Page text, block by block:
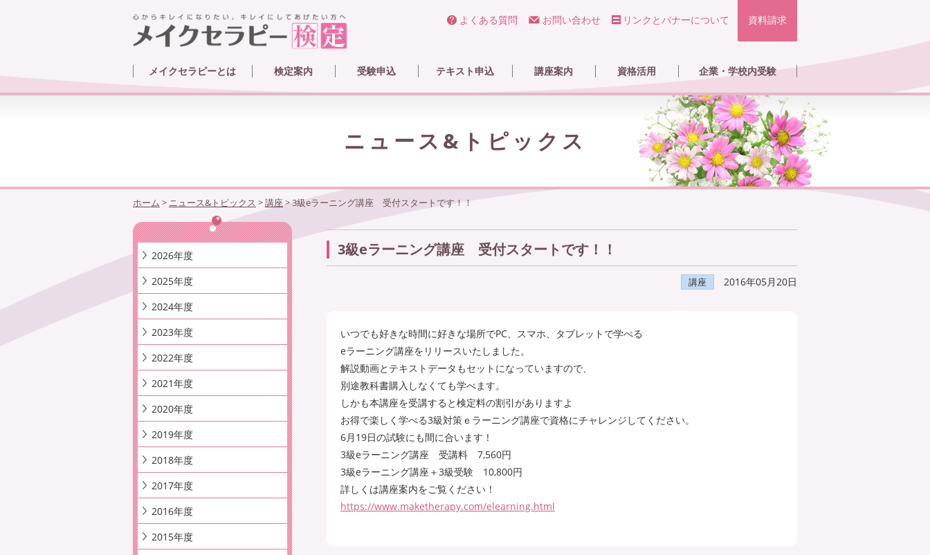
メイクセラピーとは
メイクセラピーとは
メイクセラピーのカウンセリング例
メイクアップ技法
メイクセラピー体験クイズ
メイクアップ参考例
検定案内
メイクセラピー検定とは
試験内容
学習方法と試験情報
受験者データ
受験申込
1・2・準2・3級受験
特級受験
テキスト申込
3級テキスト
2級テキスト
1級テキスト
メイクパレット
講座案内
eラーニング
ライブ&実技
通信講座
メイクセラピスト養成講座
MTJ認定講師・スクール
資格活用
メイクセラピーの活用と仕事
合格者の声
メイクセラピスト紹介
会員登録・認定講師
企業・学校内受験
よくある質問 お問い合わせ リンクとバナーについて 資料請求
ニュース&トピックス
ホーム > ニュース&トピックス >講座 >3級eラーニング講座 受付スタートです！！
3級eラーニング講座 受付スタートです！！
講座 2016年05月20日
いつでも好きな時間に好きな場所でPC、スマホ、タブレットで学べる
eラーニング講座をリリースいたしました。
解説動画とテキストデータもセットになっていますので、
別途教科書購入しなくても学べます。
しかも本講座を受講すると検定料の割引がありますよ
お得で楽しく学べる3級対策ｅラーニング講座で資格にチャレンジしてください。
6月19日の試験にも間に合います！
3級eラーニング講座 受講料 7,560円
3級eラーニング講座＋3級受験 10,800円
詳しくは講座案内をご覧ください！
https://www.maketherapy.com/elearning.html
2026年度
2025年度
2024年度
2023年度
2022年度
2021年度
2020年度
2019年度
2018年度
2017年度
2016年度
2015年度